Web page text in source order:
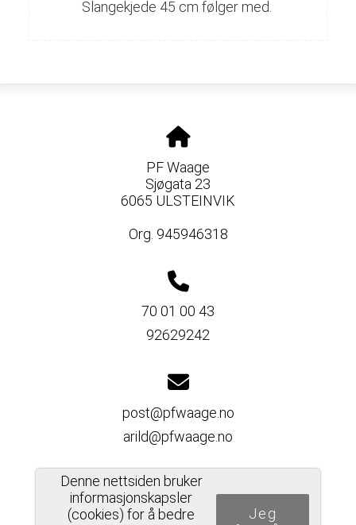
Slangekjede 45 cm følger med.
PF Waage
Sjøgata 23
6065 ULSTEINVIK
Org. 945946318
70 01 00 43
92629242
post@pfwaage.no
arild@pfwaage.no
Del nettside
Denne nettsiden bruker
informasjonskapsler
(cookies) for å bedre
Jeg